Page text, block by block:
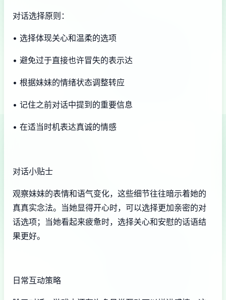
对话选择原则：
• 选择体现关心和温柔的选项
• 避免过于直接也许冒失的表示达
• 根据妹妹的情绪状态调整转应
• 记住之前对话中提到的重要信息
• 在适当时机表达真诚的情感
对话小贴士
观察妹妹的表情和语气变化，这些细节往往暗示着她的
真真实念法。当她显得开心时，可以选择更加亲密的对
话选项；当她看起来疲惫时，选择关心和安慰的话语结
果更好。
日常互动策略